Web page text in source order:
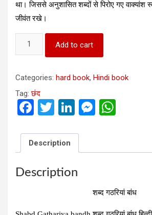
था। जिससे अनुशासित शब्दों से पिरोए गए वाक्यांश
जीवंत रखे।
Gathariya
गठरियां
बांध
quantity
Add to cart
Categories: hard book, Hindi book
Tag:छंद
F
ce
o
T
tt
Li
ke
dI
n
M
n
er
s
p
p
Description
Description
शब्‍द गठरियां बांध